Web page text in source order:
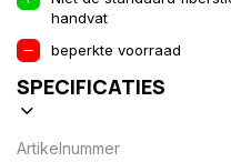
handvat
beperkte voorraad
SPECIFICATIES
Artikelnummer